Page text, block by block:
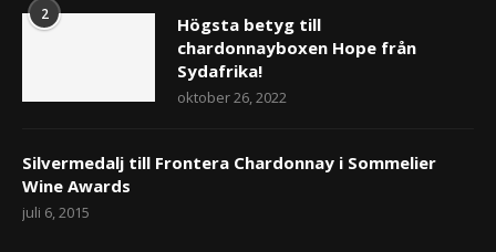
2
Högsta betyg till
chardonnayboxen Hope från
Sydafrika!
oktober 26, 2022
Silvermedalj till Frontera Chardonnay i Sommelier
Wine Awards
juli 6, 2015